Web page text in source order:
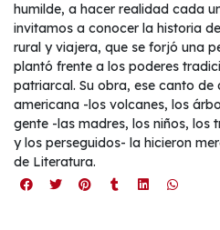
humilde, a hacer realidad cada
invitamos a conocer la historia
rural y viajera, que se forjó una
plantó frente a los poderes
patriarcal. Su obra, ese canto
americana -los volcanes, los
gente -las madres, los niños, los
y los perseguidos- la hicieron
de Literatura.